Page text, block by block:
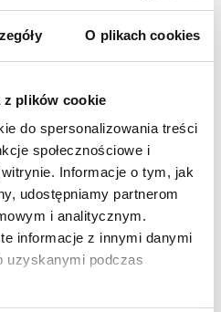
O plikach cookies
z plików cookie
do spersonalizowania treści
społecznościowe i
Informacje o tym, jak
udostępniamy partnerom
i analitycznym.
informacje z innymi danymi
uzyskanymi podczas